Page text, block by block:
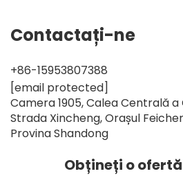
Contactați-ne
+86-15953807388
[email protected]
Camera 1905, Calea Centrală a
Strada Xincheng, Orașul
Provina Shandong
Obțineți o